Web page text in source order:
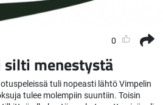
0
silti menestystä
tuli nopeasti lähtö Vimpelin
tulee molempiin suuntiin. Toisin